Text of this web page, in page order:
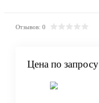
Отзывов: 0
Цена по запросу